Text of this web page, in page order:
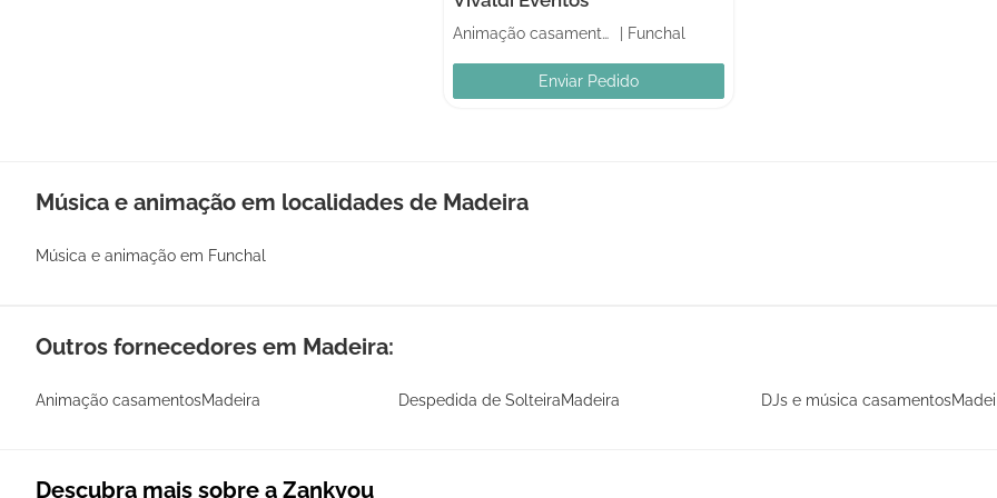
Animação casamentos Funchal
Enviar Pedido
Música e animação em localidades de Madeira
Música e animação em Funchal
Outros fornecedores em Madeira:
Animação casamentosMadeira Despedida de SolteiraMadeira DJs e música
Descubra mais sobre a Zankyou